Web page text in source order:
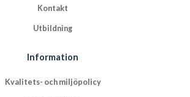
Kontakt
Utbildning
Information
Kvalitets- och miljöpolicy